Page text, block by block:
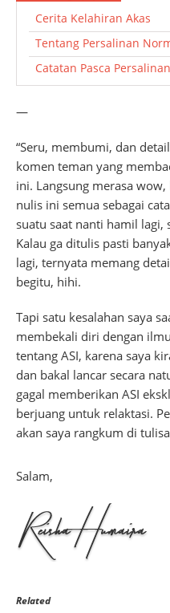
Cerita Kelahiran Akas
Tentang Persalinan
Catatan Pasca Persalinan
—
“Seru, membumi, dan
komen teman yang
ini. Langsung merasa
nulis ini semua sebagai
suatu saat nanti hamil lagi,
Kalau ga ditulis pasti
lagi, ternyata memang
begitu, hihi.
Tapi satu kesalahan saya
membekali diri dengan
tentang ASI, karena saya
dan bakal lancar secara
gagal memberikan ASI
berjuang untuk relaktasi.
akan saya rangkum di
Salam,
Related